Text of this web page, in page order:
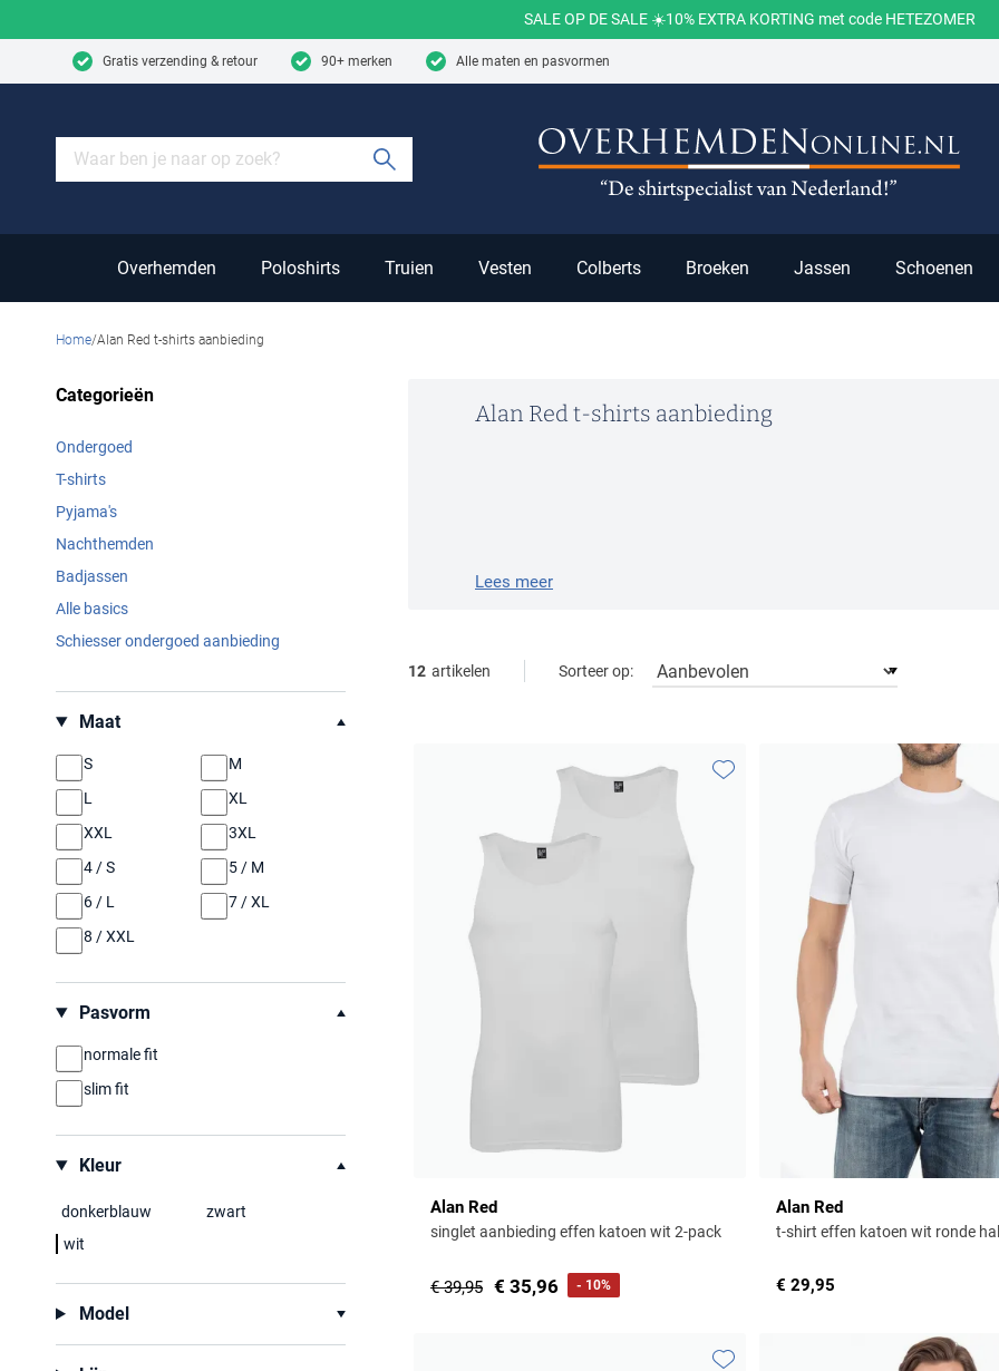
SALE OP DE SALE ☀️10% EXTRA KORTING met code HETEZOMER
Gratis verzending & retour 90+ merken Alle maten en pasvormen
Overhemden Poloshirts Truien Vesten Colberts Broeken Jassen Schoenen
Home Alan Red t-shirts aanbieding
Alan Red t-shirts aanbieding
Lees meer
Categorieën
Ondergoed
T-shirts
Pyjama's
Nachthemden
Badjassen
Alle basics
Schiesser ondergoed aanbieding
Maat
S
M
L
XL
XXL
3XL
4 / S
5 / M
6 / L
7 / XL
8 / XXL
Pasvorm
normale fit
slim fit
Kleur
donkerblauw
zwart
wit
Model
12 artikelen Sorteer op:
Alan Red
singlet aanbieding effen katoen wit 2-pack
€ 39,95 € 35,96 - 10%
Toevoegen aan favorieten
Alan Red
t-shirt effen katoen wit ronde
€ 29,95